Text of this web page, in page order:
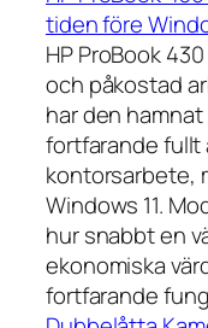
tiden före
HP ProBook
och påkostad
har den
fortfarande fullt
kontorsarbete,
Windows 11.
hur snabbt en
ekonomiska
fortfarande